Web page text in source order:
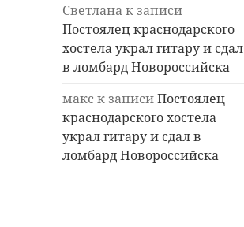
Светланак записи
Постоялец краснодарского
хостела украл гитару и сдал
в ломбард Новороссийска
макск записиПостоялец
краснодарского хостела
украл гитару и сдал в
ломбард Новороссийска